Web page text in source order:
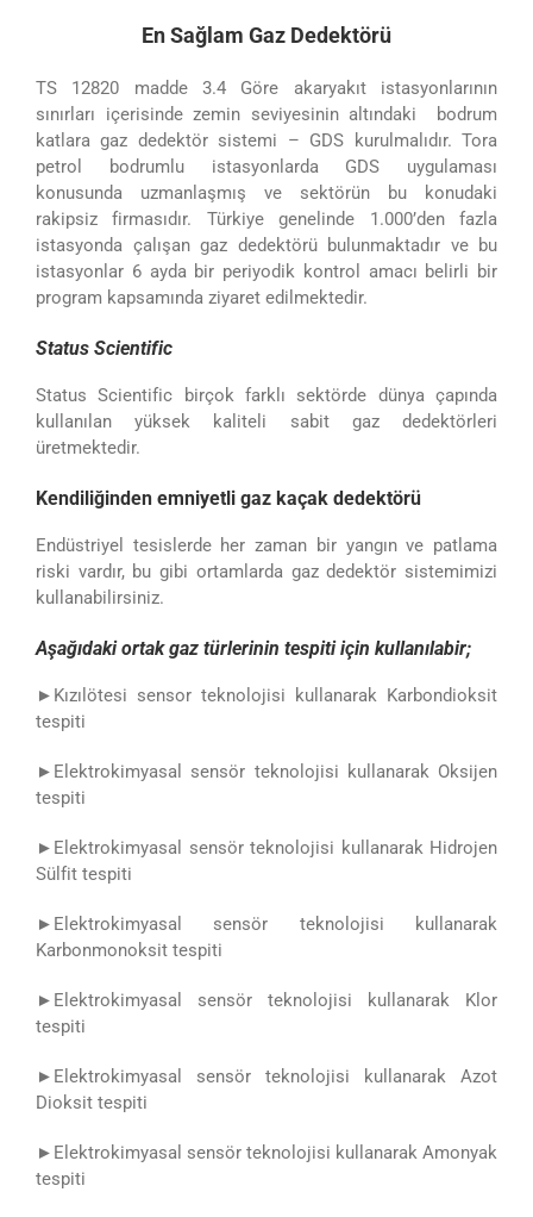
En Sağlam Gaz Dedektörü
TS 12820 madde 3.4 Göre akaryakıt istasyonlarının
sınırları içerisinde zemin seviyesinin altındaki bodrum
katlara gaz dedektör sistemi – GDS kurulmalıdır. Tora
petrol bodrumlu istasyonlarda GDS uygulaması
konusunda uzmanlaşmış ve sektörün bu konudaki
rakipsiz firmasıdır. Türkiye genelinde 1.000’den fazla
istasyonda çalışan gaz dedektörü bulunmaktadır ve bu
istasyonlar 6 ayda bir periyodik kontrol amacı belirli bir
program kapsamında ziyaret edilmektedir.
Status Scientific
Status Scientific birçok farklı sektörde dünya çapında
kullanılan yüksek kaliteli sabit gaz dedektörleri
üretmektedir.
Kendiliğinden emniyetli gaz kaçak dedektörü
Endüstriyel tesislerde her zaman bir yangın ve patlama
riski vardır, bu gibi ortamlarda gaz dedektör sistemimizi
kullanabilirsiniz.
Aşağıdaki ortak gaz türlerinin tespiti için kullanılabir;
► Kızılötesi sensor teknolojisi kullanarak Karbondioksit
tespiti
► Elektrokimyasal sensör teknolojisi kullanarak Oksijen
tespiti
► Elektrokimyasal sensör teknolojisi kullanarak Hidrojen
Sülfit tespiti
► Elektrokimyasal sensör teknolojisi kullanarak
Karbonmonoksit tespiti
► Elektrokimyasal sensör teknolojisi kullanarak Klor
tespiti
► Elektrokimyasal sensör teknolojisi kullanarak Azot
Dioksit tespiti
► Elektrokimyasal sensör teknolojisi kullanarak Amonyak
tespiti